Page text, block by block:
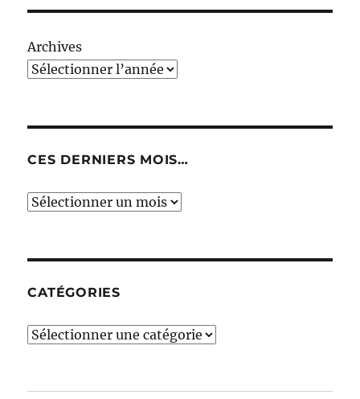
Archives
CES DERNIERS MOIS…
Ces
CATÉGORIES
Catégories